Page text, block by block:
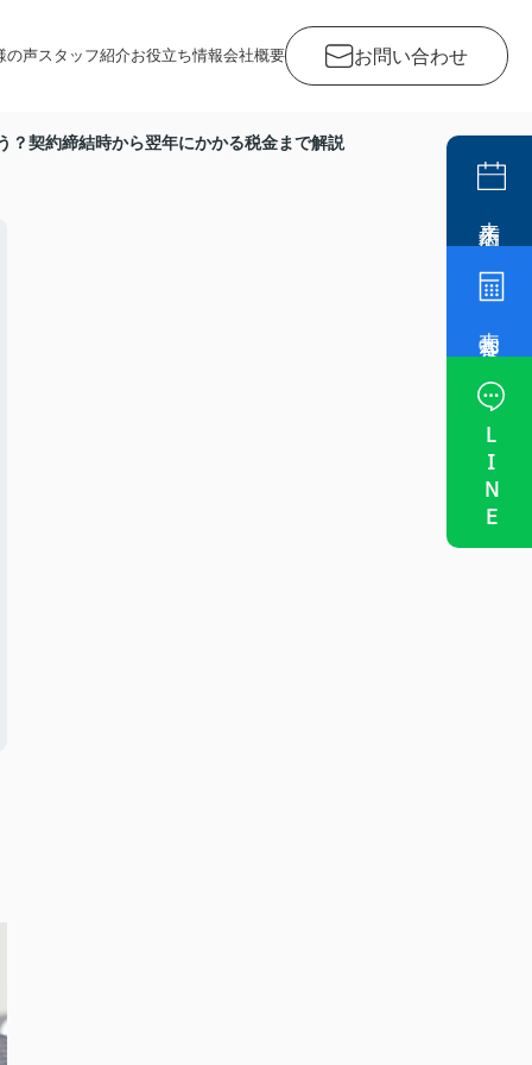
の声スタッフ紹介お役立ち情報会社概要 お問い合わせ
？契約締結時から翌年にかかる税金まで解説
LINE